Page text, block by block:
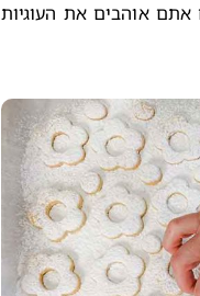
אוהבים את העוגיות